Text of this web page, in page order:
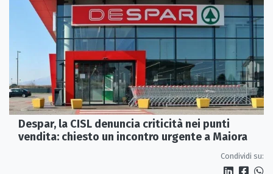
Despar, la CISL denuncia criticità nei punti
vendita: chiesto un incontro urgente a Maiora
Condividi su: